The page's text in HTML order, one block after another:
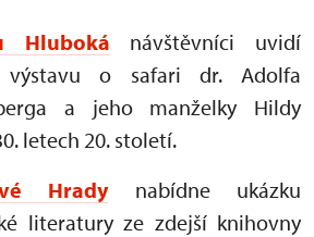
Hluboká návštěvníci uvidí
výstavu o safari dr. Adolfa
a jeho manželky Hildy
letech 20. století.
Hradynabídne ukázku
literatury ze zdejší knihovny